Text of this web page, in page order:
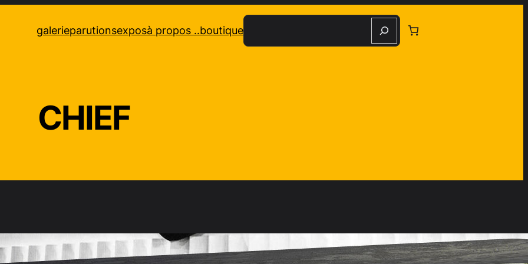
galerieparutionsexposà propos ..boutique
Recherche
CHIEF